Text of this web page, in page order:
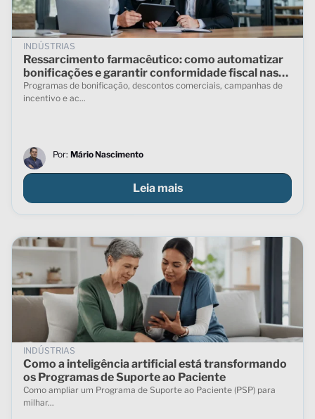
INDÚSTRIAS
Ressarcimento farmacêutico: como automatizar
bonificações e garantir conformidade fiscal nas
vendas indiretas
Programas de bonificação, descontos comerciais, campanhas de
incentivo e ac...
Por: Mário Nascimento
Leia mais
INDÚSTRIAS
Como a inteligência artificial está transformando
os Programas de Suporte ao Paciente
Como ampliar um Programa de Suporte ao Paciente (PSP) para
milhar...